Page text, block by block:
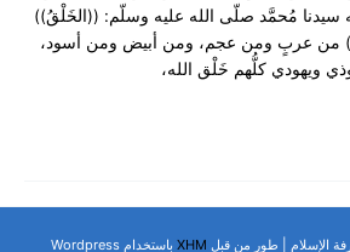
سيدنا مُحمَّد صلّى الله عليه وسلّم: ((الخَلْقُ))
من عربٍ ومن عجم، ومن أبيض ومن أسود،
ويهودي كلُّهم خَلْق الله،
XHM باستخدام Wordpress